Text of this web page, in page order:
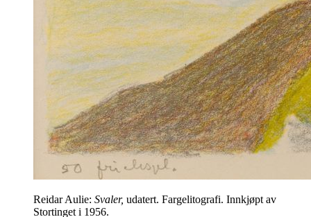
Reidar Aulie: Svaler, udatert. Fargelitografi. Innkjøpt av
Stortinget i 1956.